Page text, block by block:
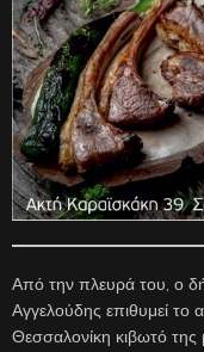
Από την πλευρά του, ο
Αγγελούδης επιθυμεί το
Θεσσαλονίκη κιβωτό της